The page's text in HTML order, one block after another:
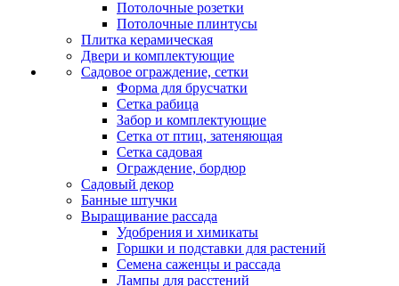
Потолочные розетки
Потолочные плинтусы
Плитка керамическая
Двери и комплектующие
Садовое ограждение, сетки
Форма для брусчатки
Сетка рабица
Забор и комплектующие
Сетка от птиц, затеняющая
Сетка садовая
Ограждение, бордюр
Садовый декор
Банные штучки
Выращивание рассада
Удобрения и химикаты
Горшки и подставки для растений
Семена саженцы и рассада
Лампы для расстений